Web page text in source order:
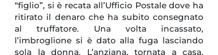
“figlio”, si è recata all’Ufficio Postale dove ha
ritirato il denaro che ha subito consegnato
al truffatore. Una volta incassato,
l’imbroglione si è dato alla fuga lasciando
sola la donna. L’anziana, tornata a casa,